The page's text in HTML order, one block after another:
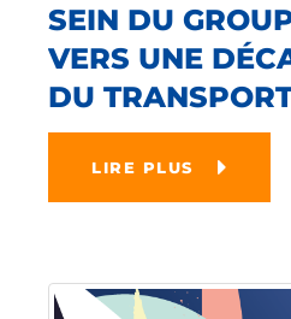
SEIN DU
VERS UNE
DU
LIRE PLUS